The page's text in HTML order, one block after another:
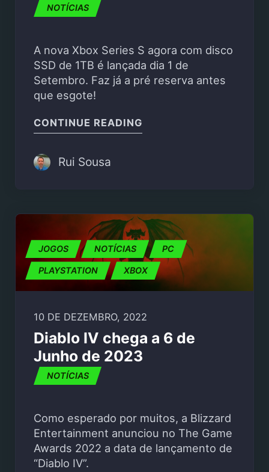
NOTÍCIAS
A nova Xbox Series S agora com disco
SSD de 1TB é lançada dia 1 de
Setembro. Faz já a pré reserva antes
que esgote!
CONTINUE READING
Rui Sousa
JOGOS NOTÍCIAS PC
PLAYSTATION XBOX
10 DE DEZEMBRO, 2022
Diablo IV chega a 6 de
Junho de 2023
NOTÍCIAS
Como esperado por muitos, a Blizzard
Entertainment anunciou no The Game
Awards 2022 a data de lançamento de
“Diablo IV”.